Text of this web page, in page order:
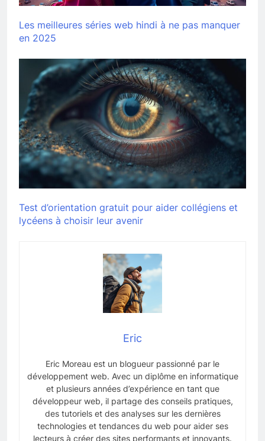
Les meilleures séries web hindi à ne pas manquer
en 2025
Test d’orientation gratuit pour aider collégiens et
lycéens à choisir leur avenir
Eric
Eric Moreau est un blogueur passionné par le
développement web. Avec un diplôme en informatique
et plusieurs années d’expérience en tant que
développeur web, il partage des conseils pratiques,
des tutoriels et des analyses sur les dernières
technologies et tendances du web pour aider ses
lecteurs à créer des sites performants et innovants.